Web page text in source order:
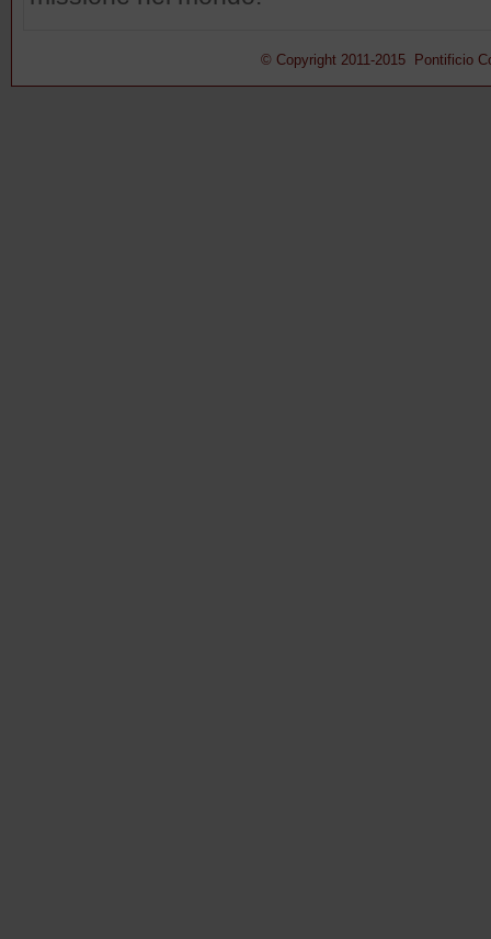
© Copyright 2011-2015 Pontificio